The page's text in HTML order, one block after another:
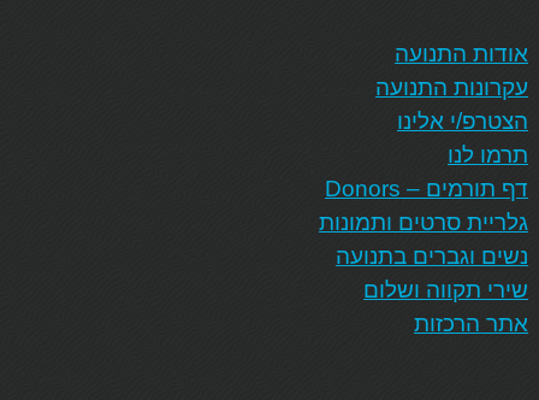
אודות התנועה
עקרונות התנועה
הצטרפ/י אלינו
תרמו לנו
דף תורמים – Donors
גלריית סרטים ותמונות
נשים וגברים בתנועה
שירי תקווה ושלום
אתר הרכזות